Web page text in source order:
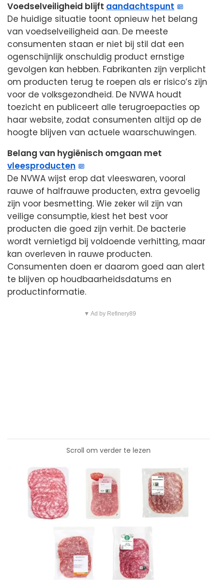
Voedselveiligheid blijft aandachtspunt
De huidige situatie toont opnieuw het belang
van voedselveiligheid aan. De meeste
consumenten staan er niet bij stil dat een
ogenschijnlijk onschuldig product ernstige
gevolgen kan hebben. Fabrikanten zijn verplicht
om producten terug te roepen als er risico’s zijn
voor de volksgezondheid. De NVWA houdt
toezicht en publiceert alle terugroepacties op
haar website, zodat consumenten altijd op de
hoogte blijven van actuele waarschuwingen.
Belang van hygiënisch omgaan met
vleesproducten
De NVWA wijst erop dat vleeswaren, vooral
rauwe of halfrauwe producten, extra gevoelig
zijn voor besmetting. Wie zeker wil zijn van
veilige consumptie, kiest het best voor
producten die goed zijn verhit. De bacterie
wordt vernietigd bij voldoende verhitting, maar
kan overleven in rauwe producten.
Consumenten doen er daarom goed aan alert
te blijven op houdbaarheidsdatums en
productinformatie.
▼ Ad by Refinery89
Scroll om verder te lezen